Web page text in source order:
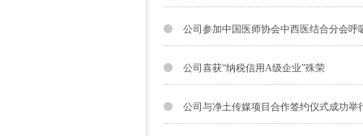
公司参加中国医师协会中西医结合分会呼
公司喜获“纳税信用A级企业”殊荣
公司与净土传媒项目合作签约仪式成功举